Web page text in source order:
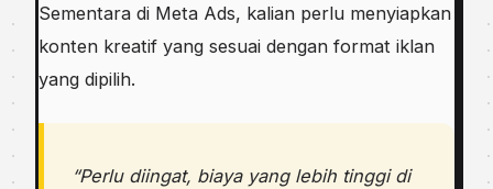
Sementara di Meta Ads, kalian perlu menyiapkan
konten kreatif yang sesuai dengan format iklan
yang dipilih.
“Perlu diingat, biaya yang lebih tinggi di